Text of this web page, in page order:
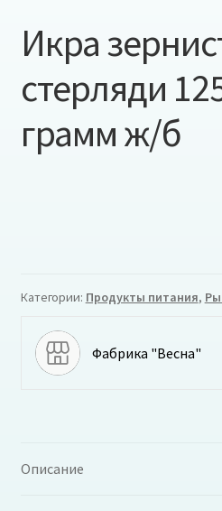
Икра
стерляди
грамм ж/б
Категории: Продукты питания,
Фабрика "Весна"
Описание